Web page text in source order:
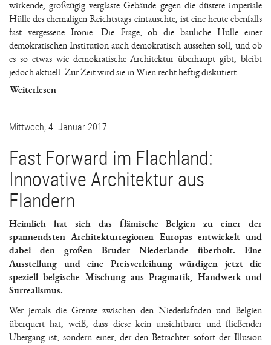
wirkende, großzügig verglaste Gebäude gegen die düstere imperiale
Hülle des ehemaligen Reichtstags eintauschte, ist eine heute ebenfalls
fast vergessene Ironie. Die Frage, ob die bauliche Hülle einer
demokratischen Institution auch demokratisch aussehen soll, und ob
es so etwas wie demokratische Architektur überhaupt gibt, bleibt
jedoch aktuell. Zur Zeit wird sie in Wien recht heftig diskutiert.
Weiterlesen
Mittwoch, 4. Januar 2017
Fast Forward im Flachland:
Innovative Architektur aus
Flandern
Heimlich hat sich das flämische Belgien zu einer der
spannendsten Architekturregionen Europas entwickelt und
dabei den großen Bruder Niederlande überholt. Eine
Ausstellung und eine Preisverleihung würdigen jetzt die
speziell belgische Mischung aus Pragmatik, Handwerk und
Surrealismus.
Wer jemals die Grenze zwischen den Niederlafnden und Belgien
überquert hat, weiß, dass diese kein unsichtbarer und fließender
Übergang ist, sondern einer, der den Betrachter sofort der Illusion